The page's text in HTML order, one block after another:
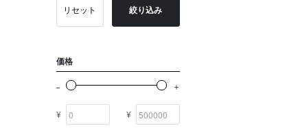
ゴールド系
OTHERS
リセット 絞り込み
価格
¥ ¥